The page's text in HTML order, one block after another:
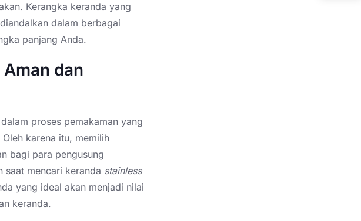
Kerangka keranda yang
dalam berbagai
panjang Anda.
dan
proses pemakaman yang
karena itu, memilih
bagi para pengusung
saat mencari keranda stainless
yang ideal akan menjadi nilai
keranda.